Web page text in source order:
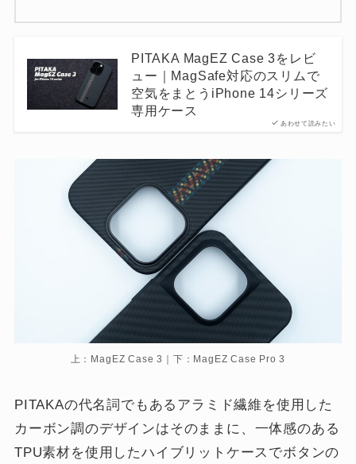
あわせて読みたい
PITAKA MagEZ Case 3をレビ
ュー｜MagSafe対応のスリムで
空気をまとうiPhone 14シリーズ
専用ケース
上：MagEZ Case 3｜下：MagEZ Case Pro 3
PITAKAの代名詞でもあるアラミド繊維を使用した
カーボン調のデザインはそのままに、一体感のある
TPU素材を使用したハイブリットケースでボタンの